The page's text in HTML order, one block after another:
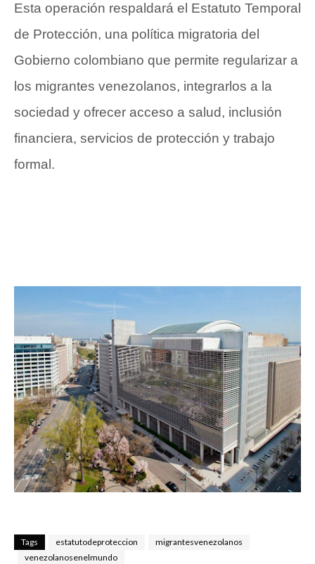
Esta operación respaldará el Estatuto Temporal
de Protección, una política migratoria del
Gobierno colombiano que permite regularizar a
los migrantes venezolanos, integrarlos a la
sociedad y ofrecer acceso a salud, inclusión
financiera, servicios de protección y trabajo
formal.
Tags estatutodeproteccion
migrantesvenezolanos
venezolanosenelmundo